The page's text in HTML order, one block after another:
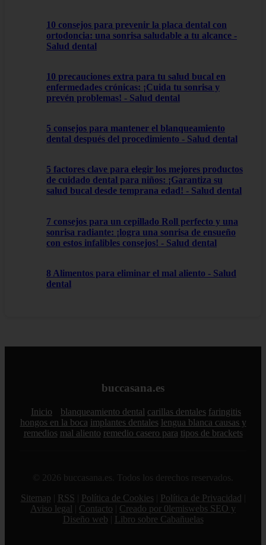
10 consejos para prevenir la placa dental con
ortodoncia: una sonrisa saludable a tu alcance -
Salud dental
10 precauciones extra para tu salud bucal en
enfermedades crónicas: ¡Cuida tu sonrisa y
prevén problemas! - Salud dental
5 consejos para mantener el blanqueamiento
dental después del procedimiento - Salud dental
5 factores clave para elegir los mejores productos
de cuidado dental para niños: ¡Garantiza su
salud bucal desde temprana edad! - Salud dental
7 consejos para un cepillado Roll perfecto y una
sonrisa radiante: ¡logra una sonrisa de ensueño
con estos infalibles consejos! - Salud dental
8 Alimentos para eliminar el mal aliento - Salud
dental
buccasana.es
Inicio blanqueamiento dental carillas dentales faringitis
hongos en la boca implantes dentales lengua blanca causas y
remedios mal aliento remedio casero para tipos de brackets
© 2026 buccasana.es. Todos los derechos reservados.
Sitemap
RSS Política de Cookies Política de Privacidad
Aviso legal
Contacto
Creado por 0lemiswebs SEO y
Diseño web
Libro sobre Cabañuelas